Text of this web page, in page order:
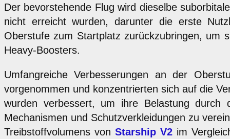
Der bevorstehende Flug wird dieselbe
nicht erreicht wurden, darunter die erste
Oberstufe zum Startplatz zurückzubringen, um
Heavy-Boosters.
Umfangreiche Verbesserungen an der
vorgenommen und konzentrierten sich auf die
wurden verbessert, um ihre Belastung durch
Mechanismen und Schutzverkleidungen zu
Treibstoffvolumens von Starship V2 im